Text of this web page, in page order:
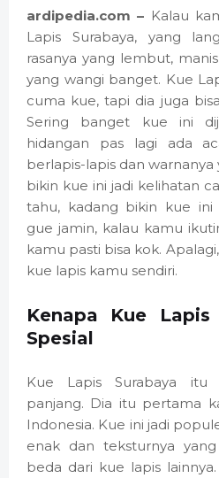
ardipedia.com – Kalau
Lapis Surabaya, yang
rasanya yang lembut,
yang wangi banget. Kue
cuma kue, tapi dia juga
Sering banget kue ini
hidangan pas lagi ada
berlapis-lapis dan
bikin kue ini jadi kelihatan
tahu, kadang bikin kue ini
gue jamin, kalau kamu
kamu pasti bisa kok.
kue lapis kamu sendiri.
Kenapa Kue Lapis
Spesial
Kue Lapis Surabaya itu
panjang. Dia itu pertama
Indonesia. Kue ini jadi
enak dan teksturnya
beda dari kue lapis